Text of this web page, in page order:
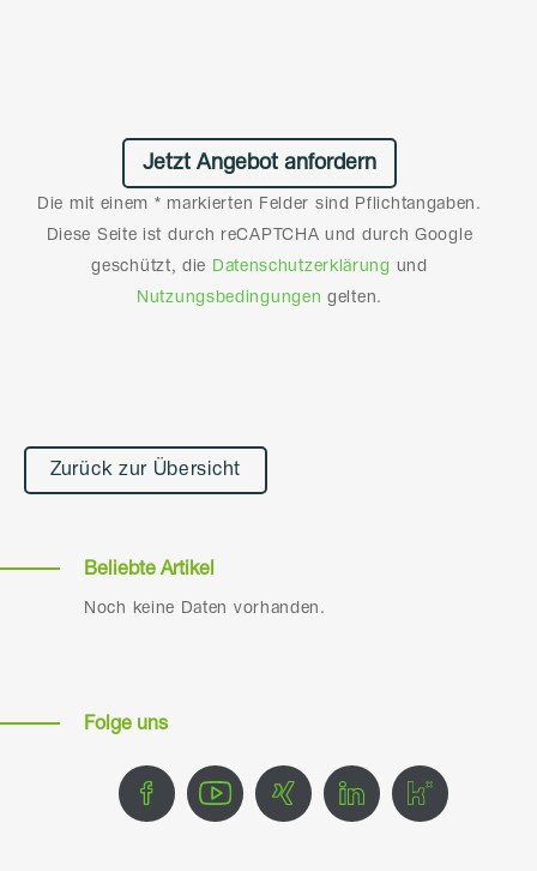
Die mit einem * markierten Felder sind Pflichtangaben.
Diese Seite ist durch reCAPTCHA und durch Google
geschützt, die Datenschutzerklärung und
Nutzungsbedingungen gelten.
Zurück zur Übersicht
Beliebte Artikel
Noch keine Daten vorhanden.
Folge uns